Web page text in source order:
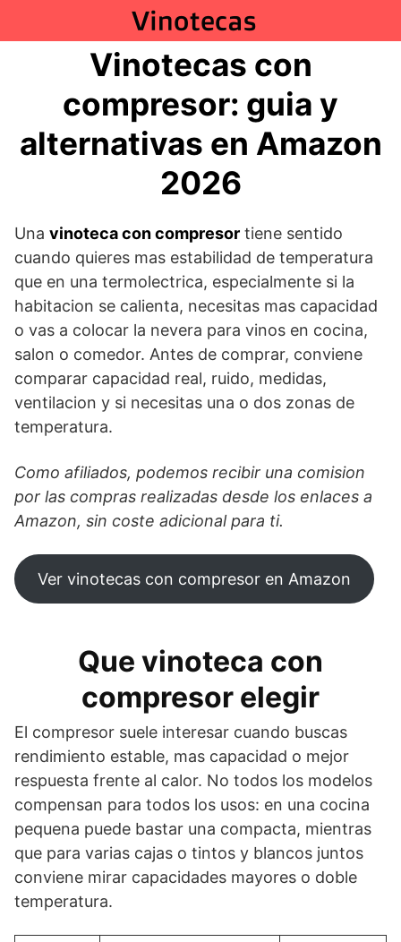
Vinotecas con
compresor: guia y
alternativas en Amazon
2026
Una vinoteca con compresor tiene sentido
cuando quieres mas estabilidad de temperatura
que en una termolectrica, especialmente si la
habitacion se calienta, necesitas mas capacidad
o vas a colocar la nevera para vinos en cocina,
salon o comedor. Antes de comprar, conviene
comparar capacidad real, ruido, medidas,
ventilacion y si necesitas una o dos zonas de
temperatura.
Como afiliados, podemos recibir una comision
por las compras realizadas desde los enlaces a
Amazon, sin coste adicional para ti.
Ver vinotecas con compresor en Amazon
Que vinoteca con
compresor elegir
El compresor suele interesar cuando buscas
rendimiento estable, mas capacidad o mejor
respuesta frente al calor. No todos los modelos
compensan para todos los usos: en una cocina
pequena puede bastar una compacta, mientras
que para varias cajas o tintos y blancos juntos
conviene mirar capacidades mayores o doble
temperatura.